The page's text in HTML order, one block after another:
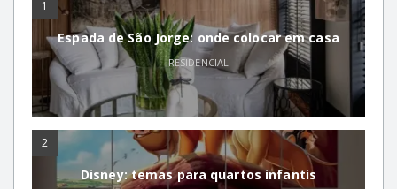
1
Espada de São Jorge: onde colocar em casa
RESIDENCIAL
2
Disney: temas para quartos infantis